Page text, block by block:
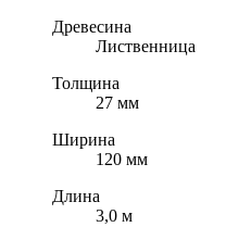
Древесина
Лиственница
Толщина
27 мм
Ширина
120 мм
Длина
3,0 м